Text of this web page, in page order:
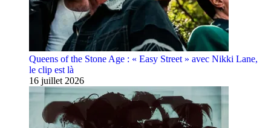
Queens of the Stone Age : « Easy Street » avec Nikki Lane,
le clip est là
16 juillet 2026